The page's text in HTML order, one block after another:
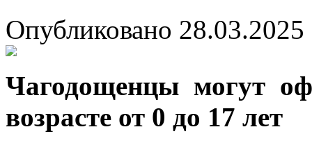
Опубликовано
Чагодощенцы могут
возрасте от 0 до 17 лет